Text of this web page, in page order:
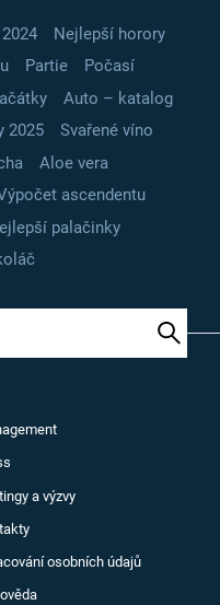
Nejlepší horory
Partie
Počasí
Auto – katalog
2025
Svařené víno
Aloe vera
ascendentu
palačinky
a výzvy
osobních údajů